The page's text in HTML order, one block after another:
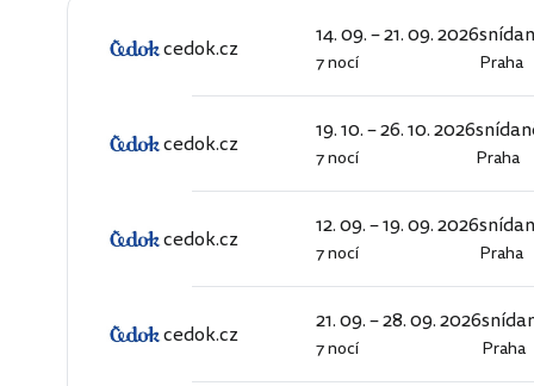
cedok.cz 14. 09. – 21. 09. 2026
7 nocí Praha
cedok.cz 19. 10. – 26. 10. 2026
7 nocí Praha
cedok.cz 12. 09. – 19. 09. 2026
7 nocí Praha
cedok.cz 21. 09. – 28. 09. 2026
7 nocí Praha